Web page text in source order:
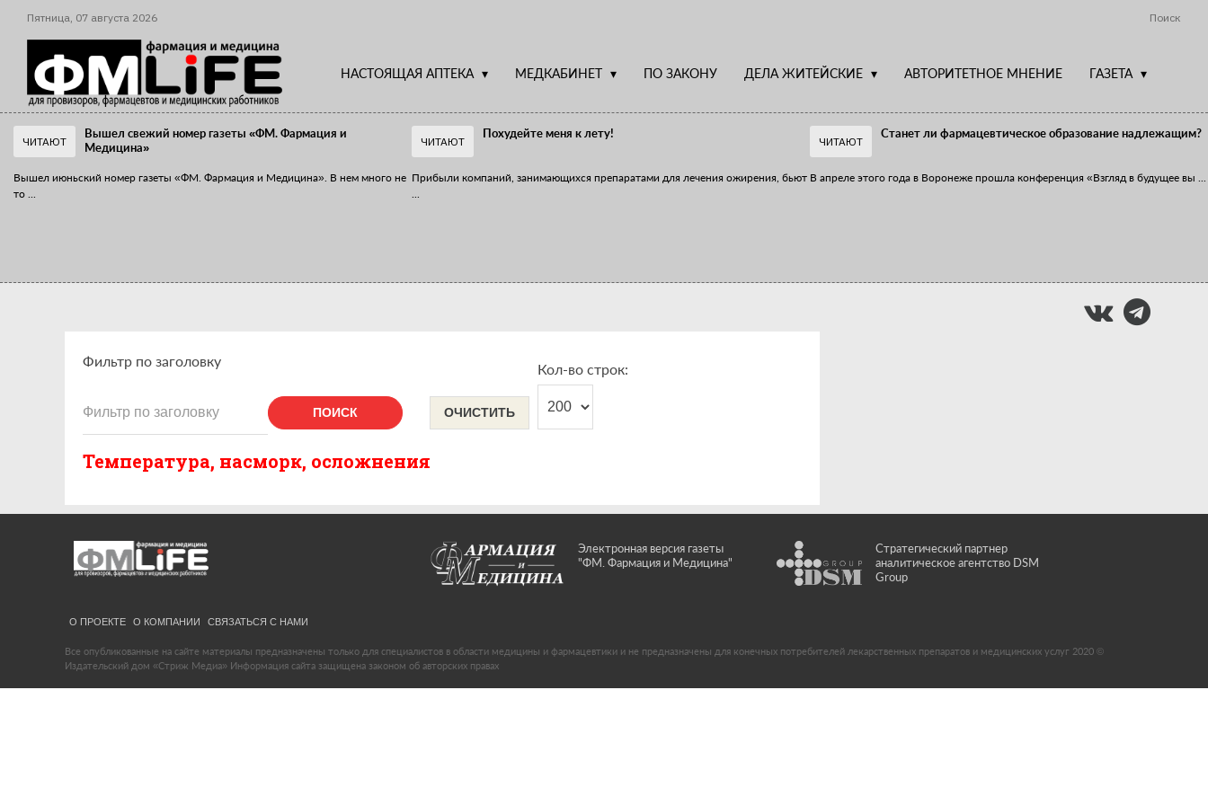
Пятница, 07 августа 2026 Поиск
НАСТОЯЩАЯ АПТЕКА МЕДКАБИНЕТ ПО ЗАКОНУ ДЕЛА ЖИТЕЙСКИЕ АВТОРИТЕТНОЕ МНЕНИЕ ГАЗЕТА
ЧИТАЮТ
Вышел свежий номер газеты «ФМ. Фармация и
Медицина»
Вышел июньский номер газеты «ФМ. Фармация и Медицина». В нем много не
то
ЧИТАЮТ
Похудейте меня к лету!
Прибыли компаний, занимающихся препаратами для лечения ожирения, бьют
ЧИТАЮТ
Станет ли фармацевтическое образование надлежащим?
В апреле этого года в Воронеже прошла конференция «Взгляд в будущее вы
Фильтр по заголовку
ПОИСК ОЧИСТИТЬ
Кол-во строк:
Температура, насморк, осложнения
Электронная версия газеты
"ФМ. Фармация и Медицина"
Стратегический партнер
аналитическое агентство DSM
Group
О ПРОЕКТЕ О КОМПАНИИ СВЯЗАТЬСЯ С НАМИ
Все опубликованные на сайте материалы предназначены только для специалистов в области медицины и фармацевтики и не предназначены для конечных потребителей лекарственных препаратов и медицинских услуг 2020 ©
Издательский дом «Стриж Медиа» Информация сайта защищена законом об авторских правах